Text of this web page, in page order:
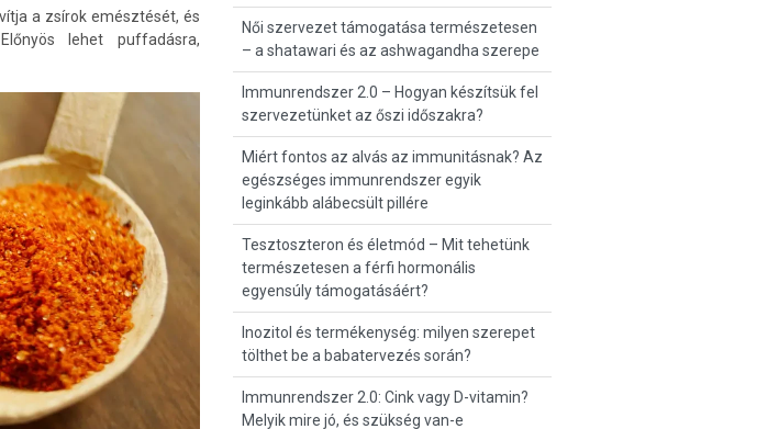
a zsírok emésztését, és
lehet puffadásra,
Női szervezet támogatása természetesen
– a shatawari és az ashwagandha szerepe
Immunrendszer 2.0 – Hogyan készítsük fel
szervezetünket az őszi időszakra?
Miért fontos az alvás az immunitásnak? Az
egészséges immunrendszer egyik
leginkább alábecsült pillére
Tesztoszteron és életmód – Mit tehetünk
természetesen a férfi hormonális
egyensúly támogatásáért?
Inozitol és termékenység: milyen szerepet
tölthet be a babatervezés során?
Immunrendszer 2.0: Cink vagy D-vitamin?
Melyik mire jó, és szükség van-e